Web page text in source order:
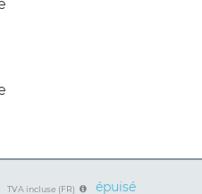
TVA incluse (FR) épuisé